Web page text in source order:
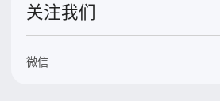
关注我们
微信